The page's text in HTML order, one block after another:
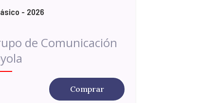
- 2026
de Comunicación
Comprar